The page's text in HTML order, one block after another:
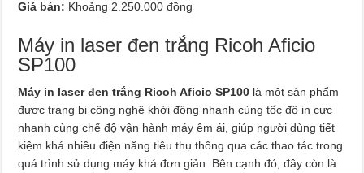
Giá bán: Khoảng 2.250.000 đồng
Máy in laser đen trắng Ricoh Aficio
SP100
Máy in laser đen trắng Ricoh Aficio SP100 là một sản phẩm
được trang bị công nghệ khởi động nhanh cùng tốc độ in cực
nhanh cùng chế độ vận hành máy êm ái, giúp người dùng tiết
kiệm khá nhiều điện năng tiêu thụ thông qua các thao tác trong
quá trình sử dụng máy khá đơn giản. Bên cạnh đó, đây còn là